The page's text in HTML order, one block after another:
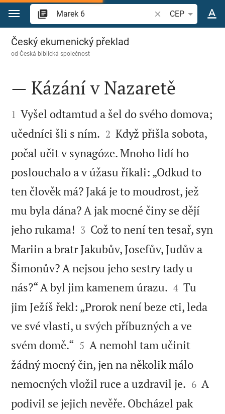
Přejít na obsah
Vyhledat biblický
CEP
Marek 6
Český ekumenický překlad
odČeská biblická společnost

— Kázání v Nazaretě

1 Vyšel odtamtud a šel do svého domova;
učedníci šli s ním. 

2 Když přišla sobota,
počal učit v synagóze. Mnoho lidí ho
poslouchalo a v úžasu říkali: „Odkud to
ten člověk má? Jaká je to moudrost, jež
mu byla dána? A jak mocné činy se dějí
jeho rukama! 

3 Což to není ten tesař, syn
Mariin a bratr Jakubův, Josefův, Judův a
Šimonův? A nejsou jeho sestry tady u
nás?“ A byl jim kamenem úrazu. 

4 Tu
jim Ježíš řekl: „Prorok není beze cti, leda
ve své vlasti, u svých příbuzných a ve
svém domě.“ 

5 A nemohl tam učinit
žádný mocný čin, jen na několik málo
nemocných vložil ruce a uzdravil je. 

6 A
podivil se jejich nevěře. Obcházel pak